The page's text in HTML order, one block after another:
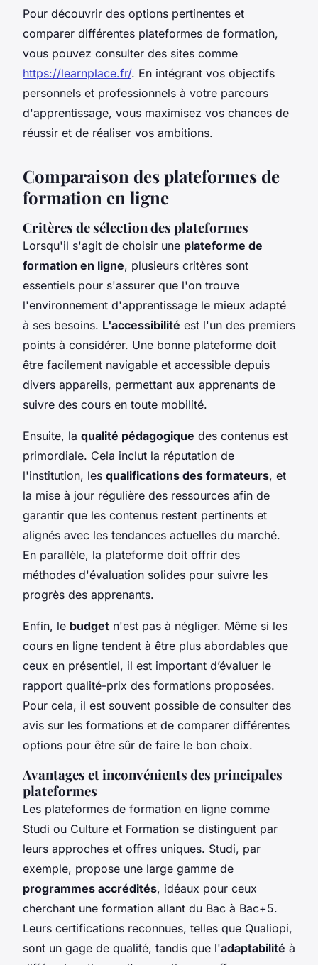
Pour découvrir des options pertinentes et
comparer différentes plateformes de formation,
vous pouvez consulter des sites comme
https://learnplace.fr/. En intégrant vos objectifs
personnels et professionnels à votre parcours
d'apprentissage, vous maximisez vos chances de
réussir et de réaliser vos ambitions.
Comparaison des plateformes de
formation en ligne
Critères de sélection des plateformes
Lorsqu'il s'agit de choisir une plateforme de
formation en ligne, plusieurs critères sont
essentiels pour s'assurer que l'on trouve
l'environnement d'apprentissage le mieux adapté
à ses besoins. L'accessibilité est l'un des premiers
points à considérer. Une bonne plateforme doit
être facilement navigable et accessible depuis
divers appareils, permettant aux apprenants de
suivre des cours en toute mobilité.
Ensuite, la qualité pédagogique des contenus est
primordiale. Cela inclut la réputation de
l'institution, les qualifications des formateurs, et
la mise à jour régulière des ressources afin de
garantir que les contenus restent pertinents et
alignés avec les tendances actuelles du marché.
En parallèle, la plateforme doit offrir des
méthodes d'évaluation solides pour suivre les
progrès des apprenants.
Enfin, le budget n'est pas à négliger. Même si les
cours en ligne tendent à être plus abordables que
ceux en présentiel, il est important d’évaluer le
rapport qualité-prix des formations proposées.
Pour cela, il est souvent possible de consulter des
avis sur les formations et de comparer différentes
options pour être sûr de faire le bon choix.
Avantages et inconvénients des principales
plateformes
Les plateformes de formation en ligne comme
Studi ou Culture et Formation se distinguent par
leurs approches et offres uniques. Studi, par
exemple, propose une large gamme de
programmes accrédités, idéaux pour ceux
cherchant une formation allant du Bac à Bac+5.
Leurs certifications reconnues, telles que Qualiopi,
sont un gage de qualité, tandis que l'adaptabilité à